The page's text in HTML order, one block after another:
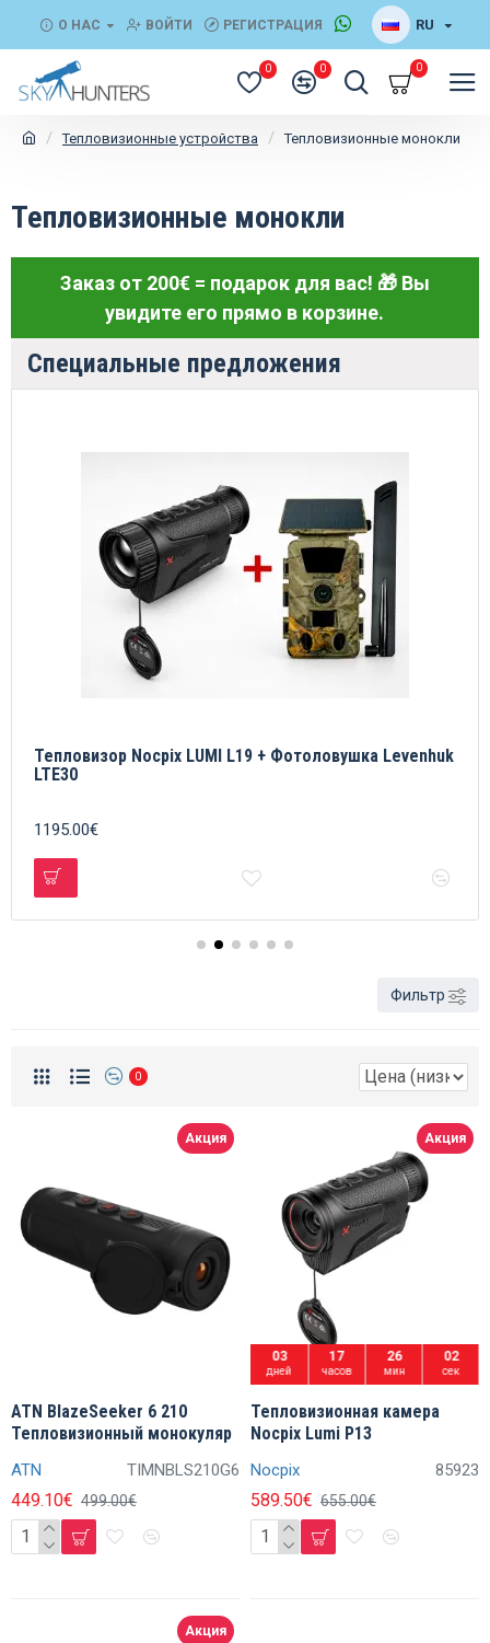
О НАС ВОЙТИ РЕГИСТРАЦИЯ RU
0 0 0
Тепловизионные устройства Тепловизионные монокли
Тепловизионные монокли
Заказ от 200€ = подарок для вас! 🎁 Вы
увидите его прямо в корзине.
Специальные предложения
PIXFRA ARC PRO LRF A635P 640x512, 35mm, 1x-8x,
50Hz, Wi-Fi тепловизор + Levenhuk LTE30
2219.81€
Фильтр
0
Акция
ATN TIMNBLS210G6
ATN BlazeSeeker 6 210
Тепловизионный монокуляр
449.10€ 499.00€
Акция
03
дней
17
часов
26
мин
01
сек
Nocpix 85923
Тепловизионная камера
Nocpix Lumi P13
589.50€ 655.00€
Акция